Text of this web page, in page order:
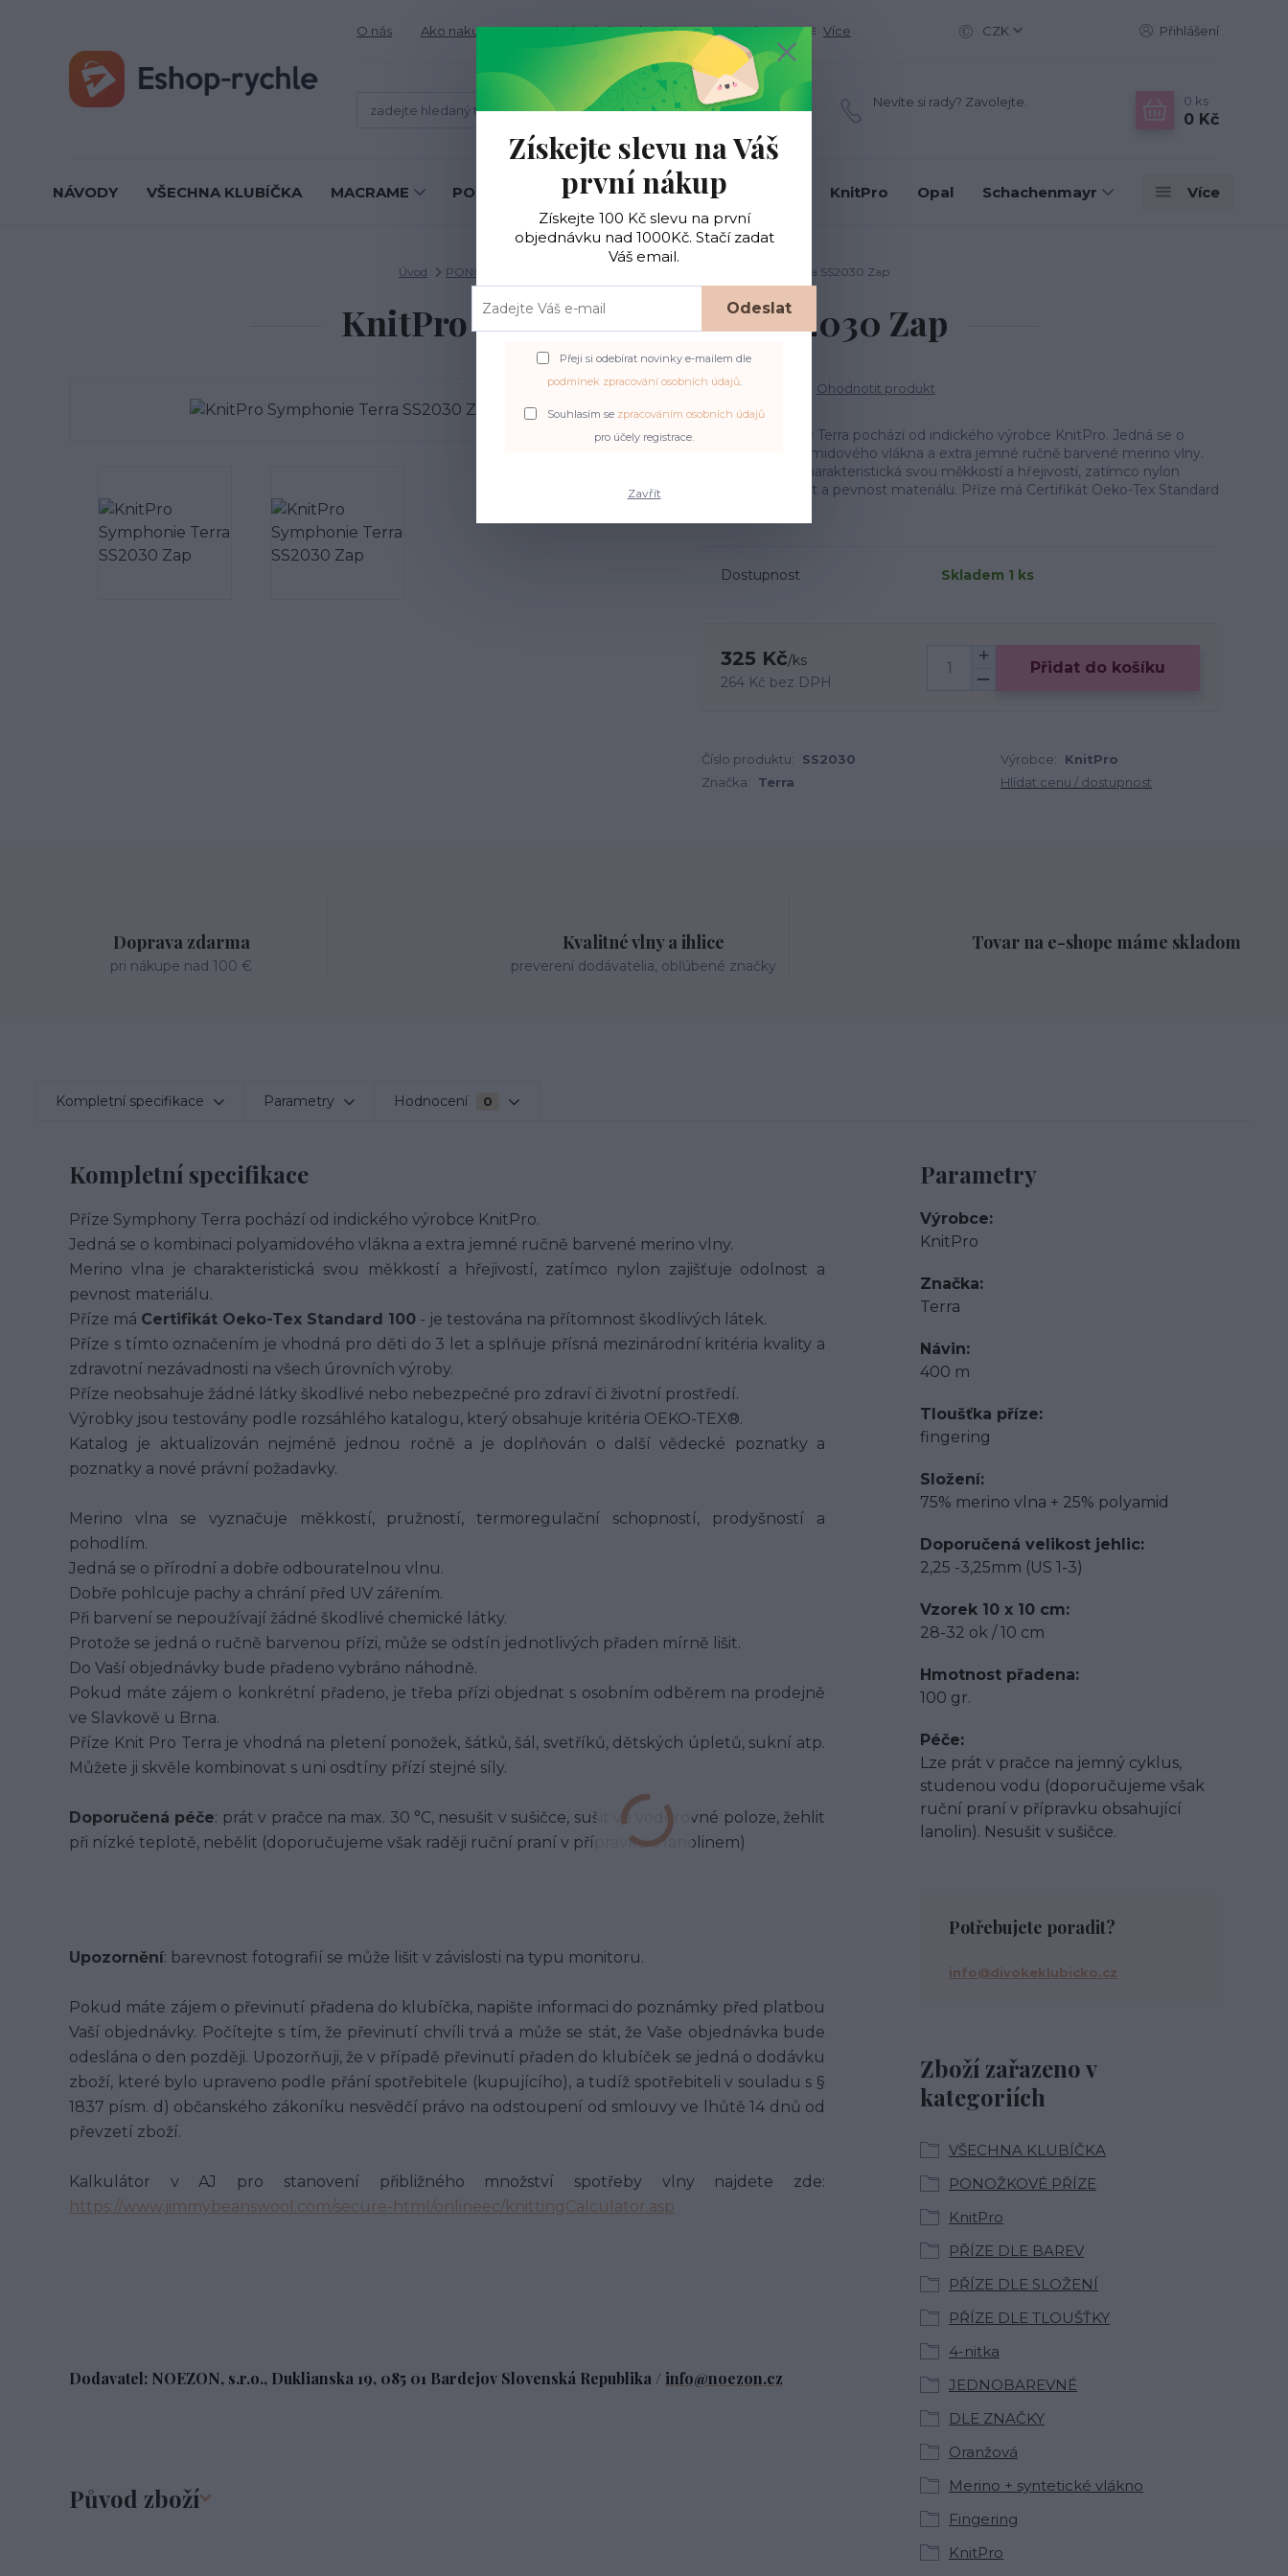
O nás Ako nakupovať Obchodné podmienky Kontakty Více CZK Přihlášení
Hledat
Nevíte si rady? Zavolejte. 0 ks
0 Kč
NÁVODY VŠECHNA KLUBÍČKA MACRAME PONOŽKOVÉ PŘÍZE BC Garn KnitPro Opal Schachenmayr Více
Úvod PONOŽKOVÉ PŘÍZE KnitPro Symphonie Terra SS2030 Zap
KnitPro Symphonie Terra SS2030 Zap
Ohodnotit produkt
Příze Symphony Terra pochází od indického výrobce KnitPro. Jedná se o
kombinaci polyamidového vlákna a extra jemné ručně barvené merino vlny.
Merino vlna je charakteristická svou měkkostí a hřejivostí, zatímco nylon
zajišťuje odolnost a pevnost materiálu. Příze má Certifikát Oeko-Tex Standard
Dostupnost Skladem 1 ks
325 Kč/ks
264 Kč bez DPH
Přidat do košíku
Číslo produktu: SS2030 Výrobce:
KnitPro
Značka:
Terra Hlídat cenu / dostupnost
Doprava zdarma
pri nákupe nad 100 €
Kvalitné vlny a ihlice
preverení dodávatelia, obľúbené značky
Tovar na e-shope máme skladom
Kompletní specifikace Parametry Hodnocení 0
Kompletní specifikace
Příze Symphony Terra pochází od indického výrobce KnitPro.
Jedná se o kombinaci polyamidového vlákna a extra jemné ručně barvené merino vlny.
Merino vlna je charakteristická svou měkkostí a hřejivostí, zatímco nylon zajišťuje odolnost a
pevnost materiálu.
Příze má Certifikát Oeko-Tex Standard 100 - je testována na přítomnost škodlivých látek.
Příze s tímto označením je vhodná pro děti do 3 let a splňuje přísná mezinárodní kritéria kvality a
zdravotní nezávadnosti na všech úrovních výroby.
Příze neobsahuje žádné látky škodlivé nebo nebezpečné pro zdraví či životní prostředí.
Výrobky jsou testovány podle rozsáhlého katalogu, který obsahuje kritéria OEKO-TEX®.
Katalog je aktualizován nejméně jednou ročně a je doplňován o další vědecké poznatky a
poznatky a nové právní požadavky.
Merino vlna se vyznačuje měkkostí, pružností, termoregulační schopností, prodyšností a
pohodlím.
Jedná se o přírodní a dobře odbouratelnou vlnu.
Dobře pohlcuje pachy a chrání před UV zářením.
Při barvení se nepoužívají žádné škodlivé chemické látky.
Protože se jedná o ručně barvenou přízi, může se odstín jednotlivých přaden mírně lišit.
Do Vaší objednávky bude přadeno vybráno náhodně.
Pokud máte zájem o konkrétní přadeno, je třeba přízi objednat s osobním odběrem na prodejně
ve Slavkově u Brna.
Příze Knit Pro Terra je vhodná na pletení ponožek, šátků, šál, svetříků, dětských úpletů, sukní atp.
Můžete ji skvěle kombinovat s uni osdtíny přízí stejné síly.
Doporučená péče: prát v pračce na max. 30 °C, nesušit v sušičce, sušit ve vodorovné poloze, žehlit
při nízké teplotě, nebělit (doporučujeme však raději ruční praní v přípravku s lanolinem)
Upozornění: barevnost fotografií se může lišit v závislosti na typu monitoru.
Pokud máte zájem o převinutí přadena do klubíčka, napište informaci do poznámky před platbou
Vaší objednávky. Počítejte s tím, že převinutí chvíli trvá a může se stát, že Vaše objednávka bude
odeslána o den později. Upozorňuji, že v případě převinutí přaden do klubíček se jedná o dodávku
zboží, které bylo upraveno podle přání spotřebitele (kupujícího), a tudíž spotřebiteli v souladu s §
1837 písm. d) občanského zákoníku nesvědčí právo na odstoupení od smlouvy ve lhůtě 14 dnů od
převzetí zboží.
Kalkulátor v AJ pro stanovení přibližného množství spotřeby vlny najdete zde:
https://www.jimmybeanswool.com/secure-html/onlineec/knittingCalculator.asp
Dodavatel: NOEZON, s.r.o., Duklianska 19, 085 01 Bardejov Slovenská Republika / info@noezon.cz
Původ zboží
Parametry
Výrobce
KnitPro
Značka
Terra
Návin
400 m
Tloušťka příze
fingering
Složení
75% merino vlna + 25% polyamid
Doporučená velikost jehlic
2,25 -3,25mm (US 1-3)
Vzorek 10 x 10 cm
28-32 ok / 10 cm
Hmotnost přadena
100 gr.
Péče
Lze prát v pračce na jemný cyklus,
studenou vodu (doporučujeme však
ruční praní v přípravku obsahující
lanolin). Nesušit v sušičce.
Zboží zařazeno v
kategoriích
VŠECHNA KLUBÍČKA
PONOŽKOVÉ PŘÍZE
KnitPro
PŘÍZE DLE BAREV
PŘÍZE DLE SLOŽENÍ
PŘÍZE DLE TLOUŠŤKY
4-nitka
JEDNOBAREVNÉ
DLE ZNAČKY
Oranžová
Merino + syntetické vlákno
Fingering
KnitPro
Potřebujete poradit?
info@divokeklubicko.cz
Získejte slevu na Váš
první nákup
Získejte 100 Kč slevu na první
objednávku nad 1000Kč. Stačí zadat
Váš email.
Odeslat
Přeji si odebírat novinky e-mailem dle
podmínek zpracování osobních údajů.
Souhlasím se zpracováním osobních údajů
pro účely registrace.
Zavřít